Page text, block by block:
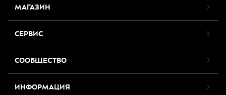
МАГАЗИН
СЕРВИС
СООБЩЕСТВО
ИНФОРМАЦИЯ